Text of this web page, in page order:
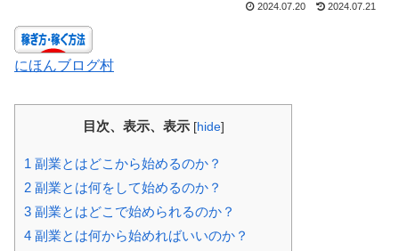
2024.07.20 2024.07.21
にほんブログ村
目次、表示、表示 [hide]
1 副業とはどこから始めるのか？
2 副業とは何をして始めるのか？
3 副業とはどこで始められるのか？
4 副業とは何から始めればいいのか？